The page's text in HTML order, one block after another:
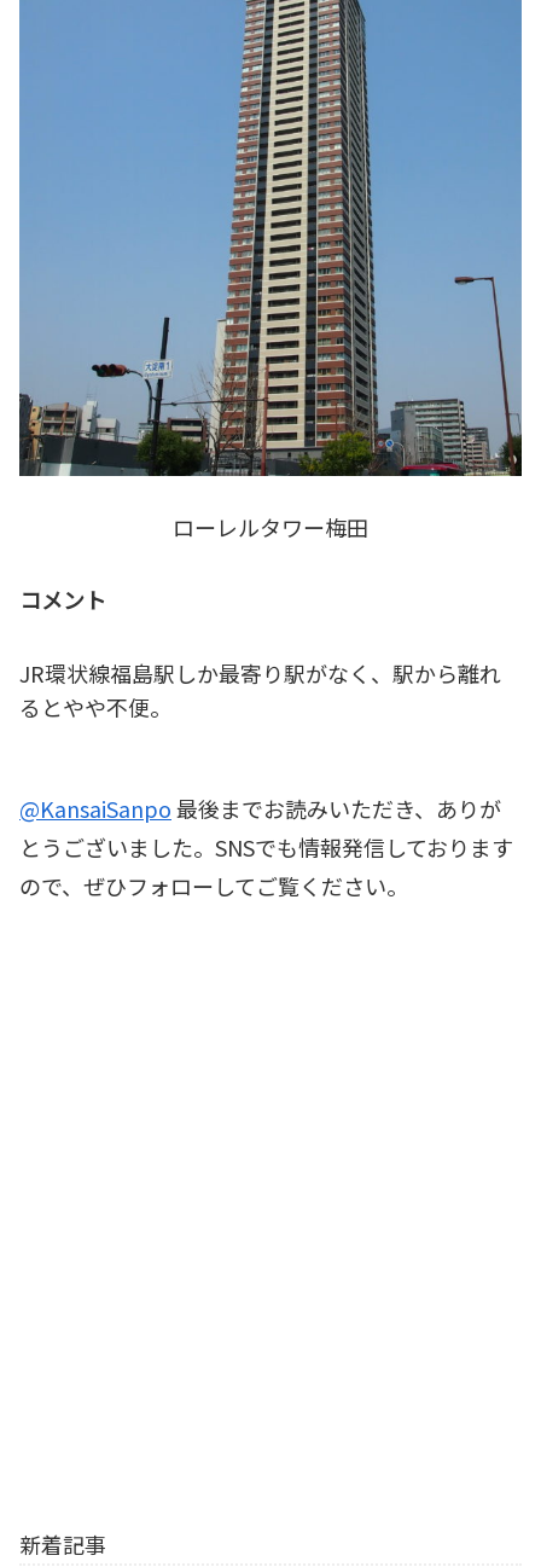
ローレルタワー梅田
コメント
JR環状線福島駅しか最寄り駅がなく、駅から離れ
るとやや不便。
@KansaiSanpo最後までお読みいただき、ありが
とうございました。SNSでも情報発信しております
ので、ぜひフォローしてご覧ください。
新着記事